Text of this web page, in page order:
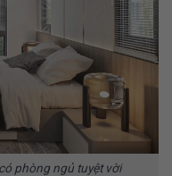
phòng ngủ tuyệt vời